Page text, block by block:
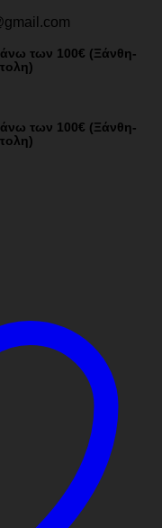
των 100€ (Ξάνθη-
των 100€ (Ξάνθη-